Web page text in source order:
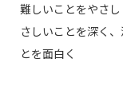
難しいことをやさ
さしいことを深く
とを面白く